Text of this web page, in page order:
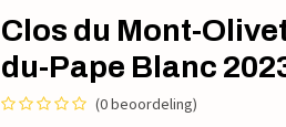
Clos du Mont-
du-Pape Blanc
(0 beoordeling)